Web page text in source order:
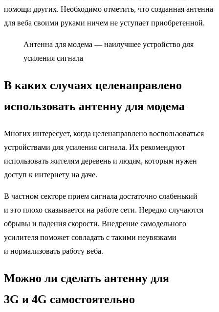
помощи других. Необходимо отметить, что созданная антенна
для веба своими руками ничем не уступает приобретенной.
Антенна для модема — наилучшее устройство для
усиления сигнала
В каких случаях целенаправлено
использовать антенну для модема
Многих интересует, когда целенаправлено воспользоваться
устройствами для усиления сигнала. Их рекомендуют
использовать жителям деревень и людям, которым нужен
доступ к интернету на даче.
В частном секторе прием сигнала достаточно слабенький
и это плохо сказывается на работе сети. Нередко случаются
обрывы и падения скорости. Внедрение самодельного
усилителя поможет совладать с такими неувязками
и нормализовать работу веба.
Можно ли сделать антенну для
3G и 4G самостоятельно